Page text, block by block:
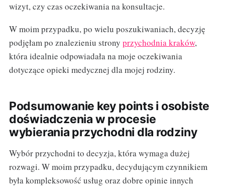
wizyt, czy czas oczekiwania na konsultacje.
W moim przypadku, po wielu poszukiwaniach, decyzję
podjęłam po znalezieniu strony przychodnia kraków,
która idealnie odpowiadała na moje oczekiwania
dotyczące opieki medycznej dla mojej rodziny.
Podsumowanie key points i osobiste
doświadczenia w procesie
wybierania przychodni dla rodziny
Wybór przychodni to decyzja, która wymaga dużej
rozwagi. W moim przypadku, decydującym czynnikiem
była kompleksowość usług oraz dobre opinie innych